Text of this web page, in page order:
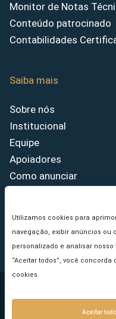
Utilizamos cookies para
navegação, exibir anúncios ou
personalizado e analisar
“Aceitar todos”, você concorda
cookies.
Aceitar
Monitor de Notas
Conteúdo patrocinado
Contabilidades
Saiba mais
Sobre nós
Institucional
Equipe
Apoiadores
Como anunciar
Princípios Editoriais
Copyright © 2026